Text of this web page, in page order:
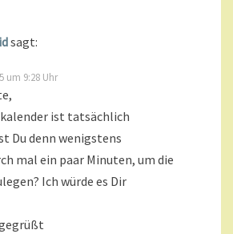
sagt:
um 9:28 Uhr
ist tatsächlich
Du denn wenigstens
mal ein paar Minuten, um die
Ich würde es Dir